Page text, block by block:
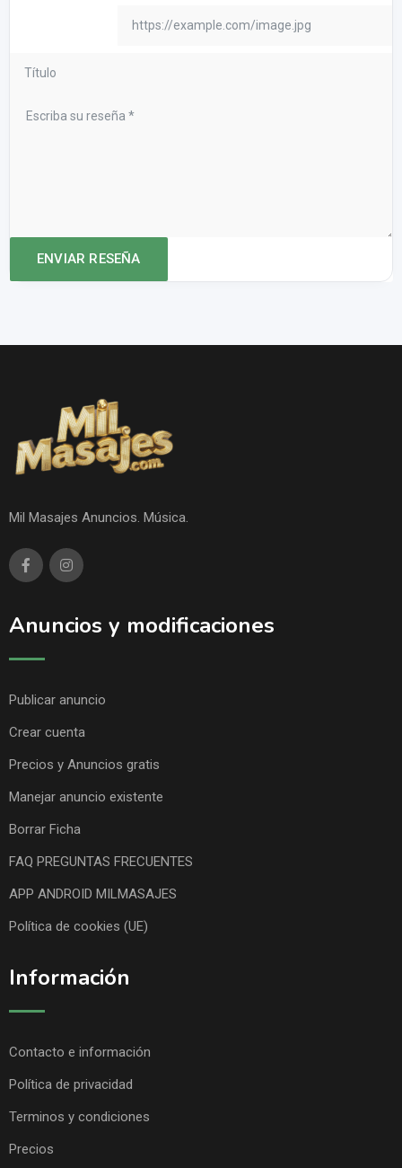
Mil Masajes Anuncios. Música.
Anuncios y modificaciones
Publicar anuncio
Crear cuenta
Precios y Anuncios gratis
Manejar anuncio existente
Borrar Ficha
FAQ PREGUNTAS FRECUENTES
APP ANDROID MILMASAJES
Política de cookies (UE)
Información
Contacto e información
Política de privacidad
Terminos y condiciones
Precios